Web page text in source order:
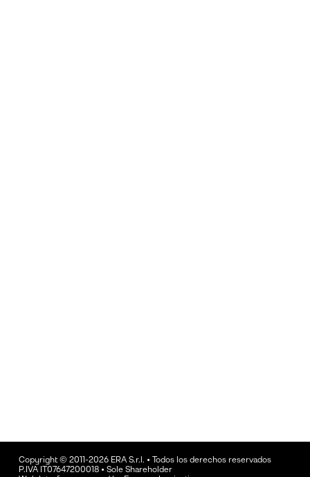
Copyright © 2011-2026 ERA S.r.l. • Todos los derechos reservados
P.IVA IT07647200018 • Sole Shareholder